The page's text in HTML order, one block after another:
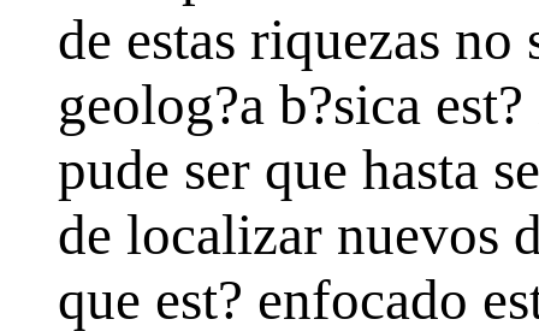
de estas riquezas
geolog?a b?sica
pude ser que hasta
de localizar nuevos
que est? enfocado